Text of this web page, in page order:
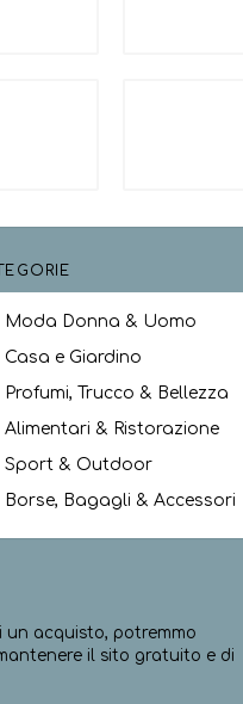
Moda Donna & Uomo
Casa e Giardino
Profumi, Trucco & Bellezza
Alimentari & Ristorazione
Sport & Outdoor
Borse, Bagagli & Accessori
un acquisto, potremmo
il sito gratuito e di